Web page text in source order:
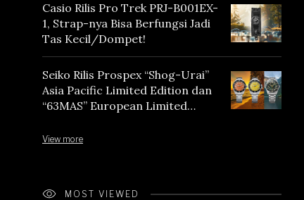
Casio Rilis Pro Trek PRJ-B001EX-
1, Strap-nya Bisa Berfungsi Jadi
Tas Kecil/Dompet!
Seiko Rilis Prospex “Shog-Urai”
Asia Pacific Limited Edition dan
“63MAS” European Limited
View more
MOST VIEWED